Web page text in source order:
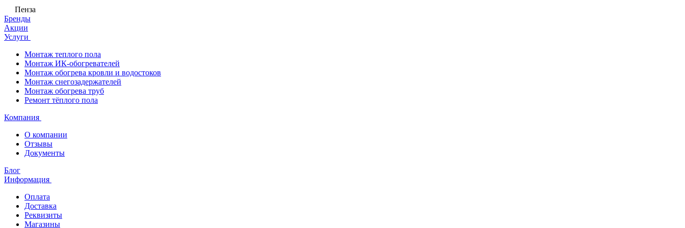
Пенза
Бренды
Акции
Услуги
Монтаж теплого пола
Монтаж ИК-обогревателей
Монтаж обогрева кровли и водостоков
Монтаж снегозадержателей
Монтаж обогрева труб
Ремонт тёплого пола
Компания
О компании
Отзывы
Документы
Блог
Информация
Оплата
Доставка
Реквизиты
Магазины